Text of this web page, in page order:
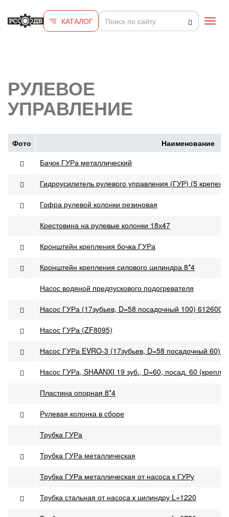
КАТАЛОГ
РУЛЕВОЕ
УПРАВЛЕНИЕ
Фото
Наименование
Бачок ГУРа металлический
Гидроусилитель рулевого управления (ГУР) (5
Гофра рулевой колонки резиновая
Крестовина на рулевые колонки 18х47
Кронштейн крепления бочка ГУРа
Кронштейн крепления силового цилиндра 8*4
Насос водяной предпускового подогревателя
Насос ГУРа (17зубьев, D=58 посадочный 100)
Насос ГУРа (ZF8095)
Насос ГУРа EVRO-3 (17зубьев, D=58 посадочный 60)
Насос ГУРа, SHAANXI 19 зуб., D=60, посад. 60
Пластина опорная 8*4
Рулевая колонка в сборе
Трубка ГУРа
Трубка ГУРа металлическая
Трубка ГУРа металлическая от насоса к ГУРу
Трубка стальная от насоса к цилиндру L=1220